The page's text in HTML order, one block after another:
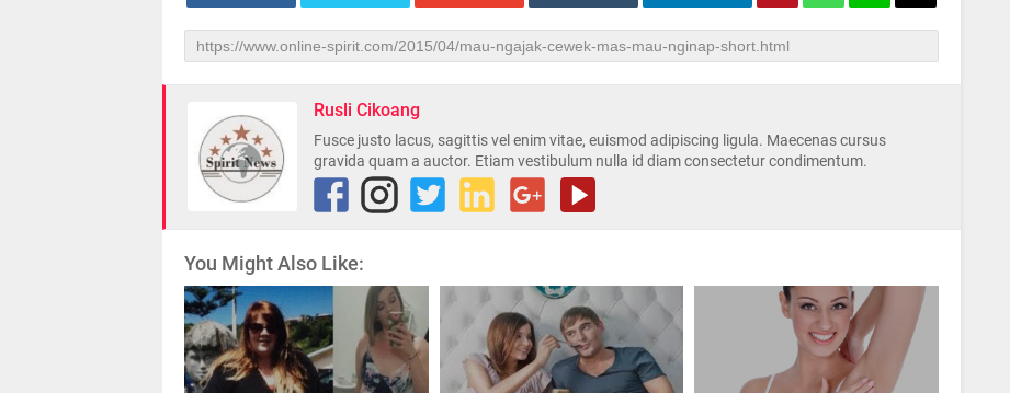
Rusli Cikoang
Fusce justo lacus, sagittis vel enim vitae, euismod adipiscing ligula. Maecenas cursus
gravida quam a auctor. Etiam vestibulum nulla id diam consectetur condimentum.
You Might Also Like: